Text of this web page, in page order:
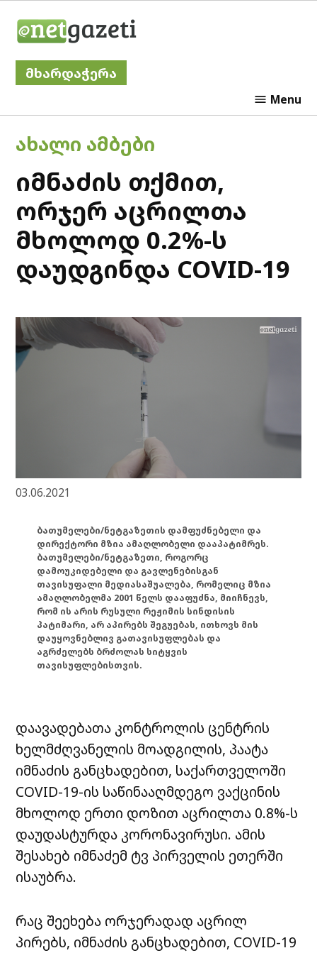
მხარდაჭერა
Menu
POSTED
IN
ᲐᲮᲐᲚᲘ ᲐᲛᲑᲔᲑᲘ
იმნაძის თქმით,
ორჯერ აცრილთა
მხოლოდ 0.2%-ს
დაუდგინდა COVID-19
03.06.2021
ბათუმელები/ნეტგაზეთის დამფუძნებელი და
დირექტორი მზია ამაღლობელი დააპატიმრეს.
ბათუმელები/ნეტგაზეთი, როგორც
დამოუკიდებელი და გავლენებისგან
თავისუფალი მედიასაშუალება, რომელიც მზია
ამაღლობელმა 2001 წელს დააფუძნა, მიიჩნევს,
რომ ის არის რუსული რეჟიმის სინდისის
პატიმარი, არ აპირებს შეგუებას, ითხოვს მის
დაუყოვნებლივ გათავისუფლებას და
აგრძელებს ბრძოლას სიტყვის
თავისუფლებისთვის.
დაავადებათა კონტროლის ცენტრის
ხელმძღვანელის მოადგილის, პაატა
იმნაძის განცხადებით, საქართველოში
COVID-19-ის საწინააღმდეგო ვაქცინის
მხოლოდ ერთი დოზით აცრილთა 0.8%-ს
დაუდასტურდა კორონავირუსი. ამის
შესახებ იმნაძემ ტვ პირველის ეთერში
ისაუბრა.
რაც შეეხება ორჯერადად აცრილ
პირებს, იმნაძის განცხადებით, COVID-19